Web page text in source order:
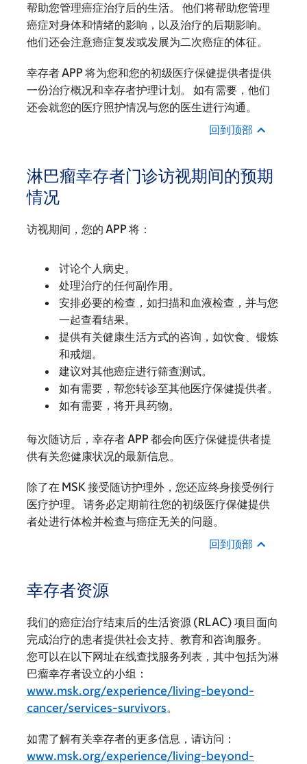
帮助您管理癌症治疗后的生活。 他们将帮助您管理
癌症对身体和情绪的影响，以及治疗的后期影响。
他们还会注意癌症复发或发展为二次癌症的体征。
幸存者 APP 将为您和您的初级医疗保健提供者提供
一份治疗概况和幸存者护理计划。 如有需要，他们
还会就您的医疗照护情况与您的医生进行沟通。
回到顶部
淋巴瘤幸存者门诊访视期间的预期
情况
访视期间，您的 APP 将：
讨论个人病史。
处理治疗的任何副作用。
安排必要的检查，如扫描和血液检查，并与您
一起查看结果。
提供有关健康生活方式的咨询，如饮食、锻炼
和戒烟。
建议对其他癌症进行筛查测试。
如有需要，帮您转诊至其他医疗保健提供者。
如有需要，将开具药物。
每次随访后，幸存者 APP 都会向医疗保健提供者提
供有关您健康状况的最新信息。
除了在 MSK 接受随访护理外，您还应终身接受例行
医疗护理。 请务必定期前往您的初级医疗保健提供
者处进行体检并检查与癌症无关的问题。
回到顶部
幸存者资源
我们的癌症治疗结束后的生活资源 (RLAC) 项目面向
完成治疗的患者提供社会支持、教育和咨询服务。
您可以在以下网址在线查找服务列表，其中包括为淋
巴瘤幸存者设立的小组：
www.msk.org/experience/living-beyond-
cancer/services-survivors。
如需了解有关幸存者的更多信息，请访问：
www.msk.org/experience/living-beyond-